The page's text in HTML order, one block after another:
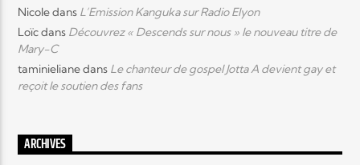
Nicoledans L’Emission Kanguka sur Radio Elyon
Loïcdans Découvrez « Descends sur nous » le nouveau titre de
Mary-C
taminielianedans Le chanteur de gospel Jotta A devient gay et
reçoit le soutien des fans
ARCHIVES